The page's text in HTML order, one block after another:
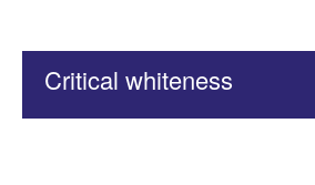
Critical whiteness